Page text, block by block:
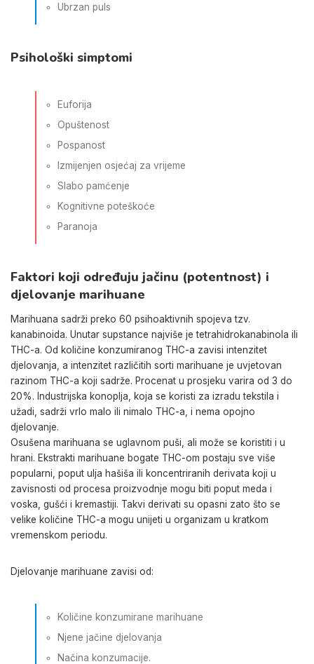
Ubrzan puls
Psihološki simptomi
Euforija
Opuštenost
Pospanost
Izmijenjen osjećaj za vrijeme
Slabo pamćenje
Kognitivne poteškoće
Paranoja
Faktori koji određuju jačinu (potentnost) i
djelovanje marihuane
Marihuana sadrži preko 60 psihoaktivnih spojeva tzv.
kanabinoida. Unutar supstance najviše je tetrahidrokanabinola ili
THC-a. Od količine konzumiranog THC-a zavisi intenzitet
djelovanja, a intenzitet različitih sorti marihuane je uvjetovan
razinom THC-a koji sadrže. Procenat u prosjeku varira od 3 do
20%. Industrijska konoplja, koja se koristi za izradu tekstila i
užadi, sadrži vrlo malo ili nimalo THC-a, i nema opojno
djelovanje.
Osušena marihuana se uglavnom puši, ali može se koristiti i u
hrani. Ekstrakti marihuane bogate THC-om postaju sve više
popularni, poput ulja hašiša ili koncentriranih derivata koji u
zavisnosti od procesa proizvodnje mogu biti poput meda i
voska, gušći i kremastiji. Takvi derivati su opasni zato što se
velike količine THC-a mogu unijeti u organizam u kratkom
vremenskom periodu.
Djelovanje marihuane zavisi od:
Količine konzumirane marihuane
Njene jačine djelovanja
Načina konzumacije.